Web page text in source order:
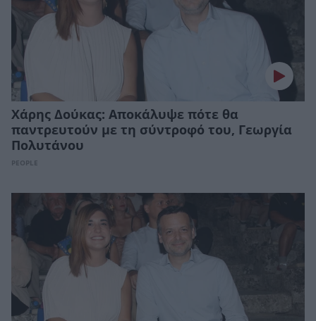
Χάρης Δούκας: Αποκάλυψε πότε θα
παντρευτούν με τη σύντροφό του, Γεωργία
Πολυτάνου
PEOPLE